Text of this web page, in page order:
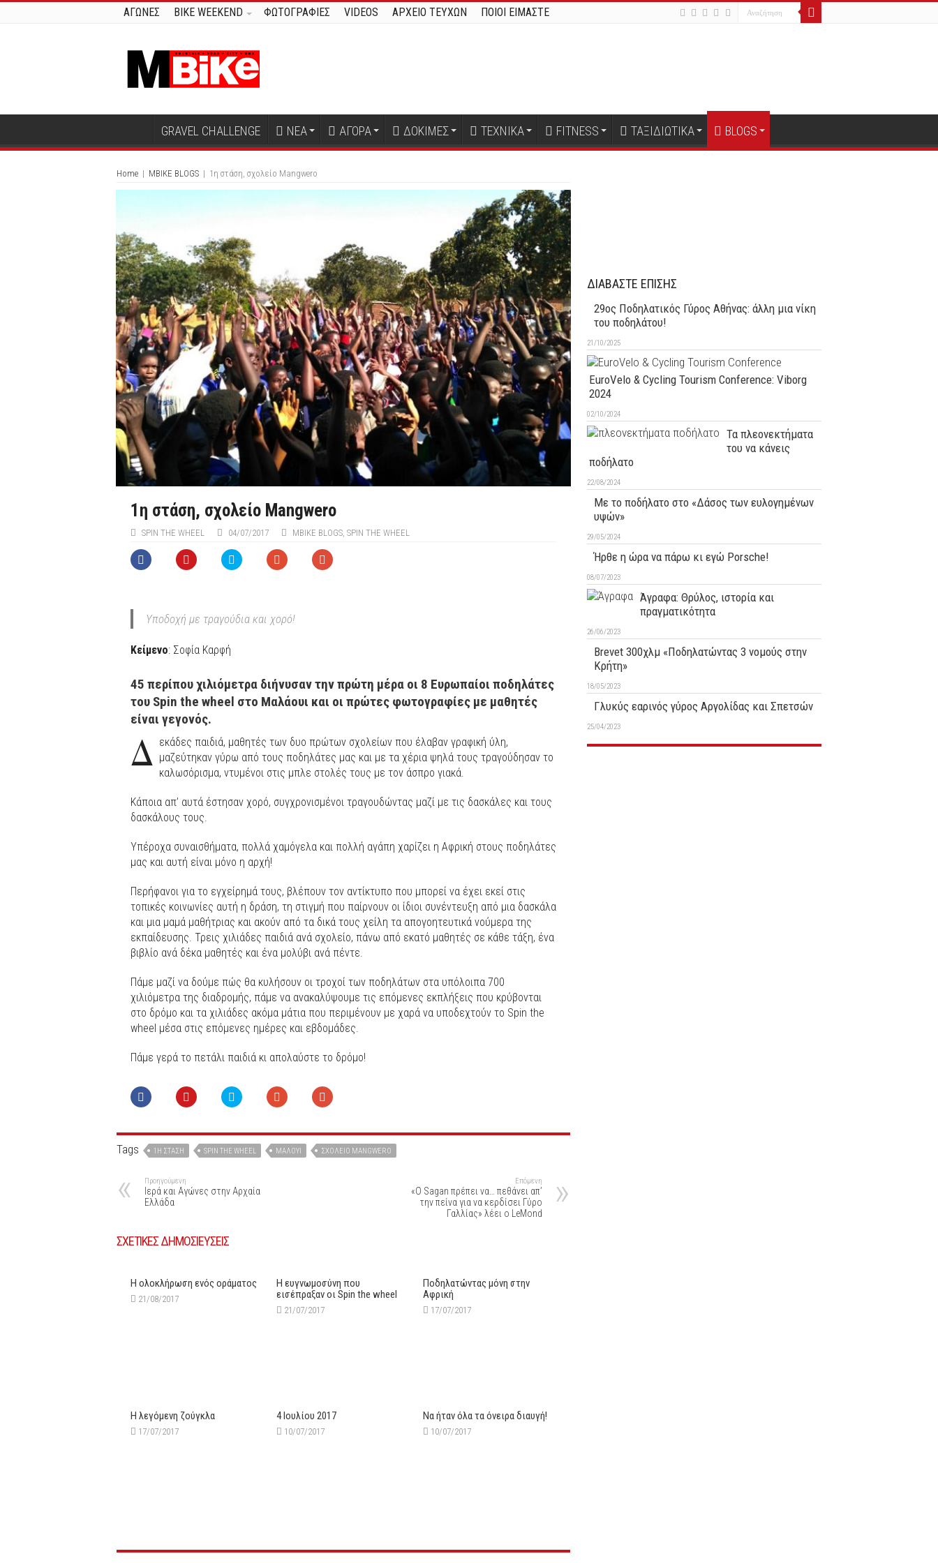
ΑΓΩΝΕΣ BIKE WEEKEND ΦΩΤΟΓΡΑΦΙΕΣ VIDEOS ΑΡΧΕΙΟ ΤΕΥΧΩΝ ΠΟΙΟΙ ΕΙΜΑΣΤΕ
GRAVEL CHALLENGE ΝΕΑ ΑΓΟΡΑ ΔΟΚΙΜΕΣ ΤΕΧΝΙΚΑ FITNESS ΤΑΞΙΔΙΩΤΙΚΑ BLOGS
Home | MBIKE BLOGS | 1η στάση, σχολείο Mangwero
1η στάση, σχολείο Mangwero
SPIN THE WHEEL 04/07/2017 MBIKE BLOGS SPIN THE WHEEL
Υποδοχή με τραγούδια και χορό!
Κείμενο: Σοφία Καρφή
45 περίπου χιλιόμετρα διήνυσαν την πρώτη μέρα οι 8 Ευρωπαίοι ποδηλάτες
του Spin the wheel στο Μαλάουι και οι πρώτες φωτογραφίες με μαθητές
είναι γεγονός.
Δ εκάδες παιδιά, μαθητές των δυο πρώτων σχολείων που έλαβαν γραφική ύλη,
μαζεύτηκαν γύρω από τους ποδηλάτες μας και με τα χέρια ψηλά τους τραγούδησαν το
καλωσόρισμα, ντυμένοι στις μπλε στολές τους με τον άσπρο γιακά.
Κάποια απ’ αυτά έστησαν χορό, συγχρονισμένοι τραγουδώντας μαζί με τις δασκάλες και τους
δασκάλους τους.
Υπέροχα συναισθήματα, πολλά χαμόγελα και πολλή αγάπη χαρίζει η Αφρική στους ποδηλάτες
μας και αυτή είναι μόνο η αρχή!
Περήφανοι για το εγχείρημά τους, βλέπουν τον αντίκτυπο που μπορεί να έχει εκεί στις
τοπικές κοινωνίες αυτή η δράση, τη στιγμή που παίρνουν οι ίδιοι συνέντευξη από μια δασκάλα
και μια μαμά μαθήτριας και ακούν από τα δικά τους χείλη τα απογοητευτικά νούμερα της
εκπαίδευσης. Τρεις χιλιάδες παιδιά ανά σχολείο, πάνω από εκατό μαθητές σε κάθε τάξη, ένα
βιβλίο ανά δέκα μαθητές και ένα μολύβι ανά πέντε.
Πάμε μαζί να δούμε πώς θα κυλήσουν οι τροχοί των ποδηλάτων στα υπόλοιπα 700
χιλιόμετρα της διαδρομής, πάμε να ανακαλύψουμε τις επόμενες εκπλήξεις που κρύβονται
στο δρόμο και τα χιλιάδες ακόμα μάτια που περιμένουν με χαρά να υποδεχτούν το Spin the
wheel μέσα στις επόμενες ημέρες και εβδομάδες.
Πάμε γερά το πετάλι παιδιά κι απολαύστε το δρόμο!
Tags 1Η ΣΤΆΣΗ SPIN THE WHEEL ΜΆΛΟΥΙ ΣΧΟΛΕΊΟ MANGWERO
Προηγούμενη
Ιερά και Αγώνες στην Αρχαία
Ελλάδα
Επόμενη
«O Sagan πρέπει να… πεθάνει απ’
την πείνα για να κερδίσει Γύρο
Γαλλίας» λέει ο LeMond
ΣΧΕΤΙΚΕΣ ΔΗΜΟΣΙΕΥΣΕΙΣ
Η ολοκλήρωση ενός οράματος
21/08/2017
Η ευγνωμοσύνη που
εισέπραξαν οι Spin the wheel
21/07/2017
Ποδηλατώντας μόνη στην
Αφρική
17/07/2017
Η λεγόμενη ζούγκλα
17/07/2017
4 Ιουλίου 2017
10/07/2017
Να ήταν όλα τα όνειρα διαυγή!
10/07/2017
ΔΙΑΒΑΣΤΕ ΕΠΙΣΗΣ
29oς Ποδηλατικός Γύρος Αθήνας: άλλη μια νίκη
του ποδηλάτου!
21/10/2025
EuroVelo & Cycling Tourism Conference: Viborg
2024
02/10/2024
Τα πλεονεκτήματα
του να κάνεις
ποδήλατο
22/08/2024
Με το ποδήλατο στο «Δάσος των ευλογημένων
υψών»
29/05/2024
Ήρθε η ώρα να πάρω κι εγώ Porsche!
08/07/2023
Άγραφα: Θρύλος, ιστορία και
πραγματικότητα
26/06/2023
Brevet 300χλμ «Ποδηλατώντας 3 νομούς στην
Κρήτη»
18/05/2023
Γλυκύς εαρινός γύρος Αργολίδας και Σπετσών
25/04/2023